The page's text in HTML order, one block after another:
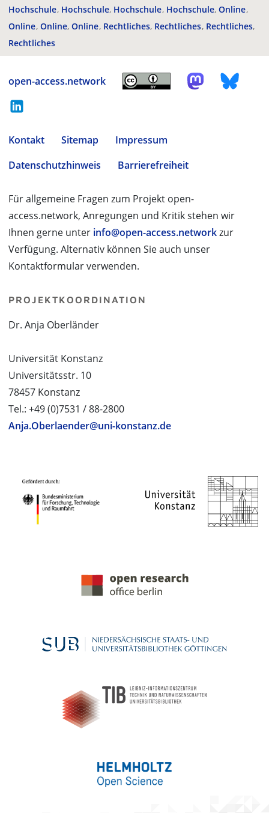
Hochschule Hochschule Hochschule Hochschule Online
Online Online Online Rechtliches Rechtliches Rechtliches
Rechtliches
open-access.network
Kontakt Sitemap
Impressum
Datenschutzhinweis
Barrierefreiheit
Für allgemeine Fragen zum Projekt open-
access.network, Anregungen und Kritik stehen wir
Ihnen gerne unter info@open-access.networkzur
Verfügung. Alternativ können Sie auch unser
Kontaktformular verwenden.
PROJEKTKOORDINATION
Dr. Anja Oberländer
Universität Konstanz
Universitätsstr. 10
78457 Konstanz
Tel.: +49 (0)7531 / 88-2800
Anja.Oberlaender@uni-konstanz.de